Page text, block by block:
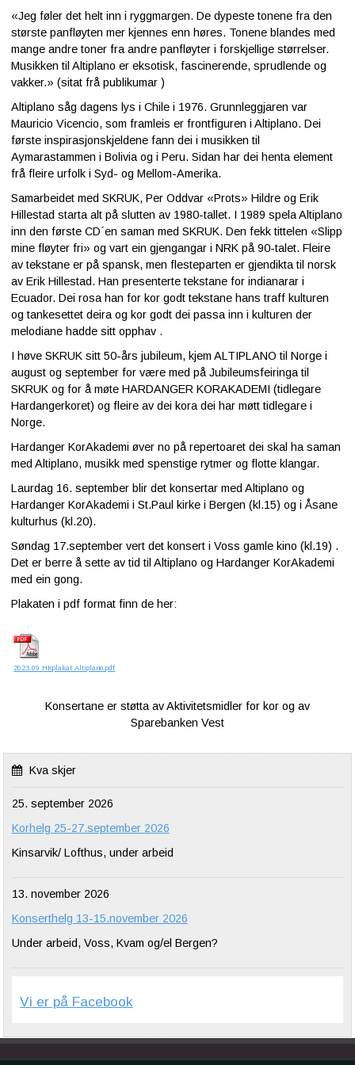
«Jeg føler det helt inn i ryggmargen. De dypeste tonene fra den
største panfløyten mer kjennes enn høres. Tonene blandes med
mange andre toner fra andre panfløyter i forskjellige størrelser.
Musikken til Altiplano er eksotisk, fascinerende, sprudlende og
vakker.» (sitat frå publikumar )
Altiplano såg dagens lys i Chile i 1976. Grunnleggjaren var
Mauricio Vicencio, som framleis er frontfiguren i Altiplano. Dei
første inspirasjonskjeldene fann dei i musikken til
Aymarastammen i Bolivia og i Peru. Sidan har dei henta element
frå fleire urfolk i Syd- og Mellom-Amerika.
Samarbeidet med SKRUK, Per Oddvar «Prots» Hildre og Erik
Hillestad starta alt på slutten av 1980-tallet. I 1989 spela Altiplano
inn den første CD´en saman med SKRUK. Den fekk tittelen «Slipp
mine fløyter fri» og vart ein gjengangar i NRK på 90-talet. Fleire
av tekstane er på spansk, men flesteparten er gjendikta til norsk
av Erik Hillestad. Han presenterte tekstane for indianarar i
Ecuador. Dei rosa han for kor godt tekstane hans traff kulturen
og tankesettet deira og kor godt dei passa inn i kulturen der
melodiane hadde sitt opphav .
I høve SKRUK sitt 50-års jubileum, kjem ALTIPLANO til Norge i
august og september for være med på Jubileumsfeiringa til
SKRUK og for å møte HARDANGER KORAKADEMI (tidlegare
Hardangerkoret) og fleire av dei kora dei har møtt tidlegare i
Norge.
Hardanger KorAkademi øver no på repertoaret dei skal ha saman
med Altiplano, musikk med spenstige rytmer og flotte klangar.
Laurdag 16. september blir det konsertar med Altiplano og
Hardanger KorAkademi i St.Paul kirke i Bergen (kl.15) og i Åsane
kulturhus (kl.20).
Søndag 17.september vert det konsert i Voss gamle kino (kl.19) .
Det er berre å sette av tid til Altiplano og Hardanger KorAkademi
med ein gong.
Plakaten i pdf format finn de her:
2023.09 HKplakat Altiplano.pdf
Konsertane er støtta av Aktivitetsmidler for kor og av
Sparebanken Vest
Kva skjer
25. september 2026
Korhelg 25-27.september 2026
Kinsarvik/ Lofthus, under arbeid
13. november 2026
Konserthelg 13-15.november 2026
Under arbeid, Voss, Kvam og/el Bergen?
Vi er på Facebook